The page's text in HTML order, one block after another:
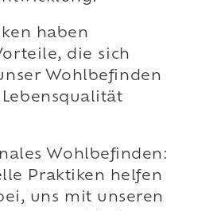
haben
die sich
Wohlbefinden
Wohlbefinden:
Praktiken helfen
uns mit unseren